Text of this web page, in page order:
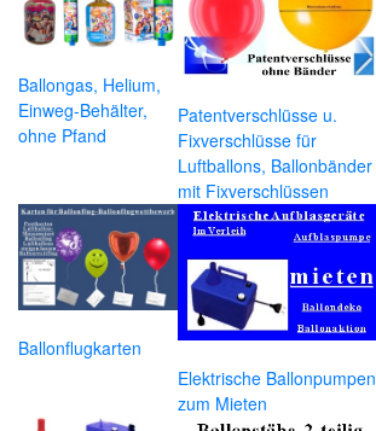
Ballongas, Helium,
Einweg-Behälter,
ohne Pfand
Patentverschlüsse u.
Fixverschlüsse für
Luftballons, Ballonbänder
mit Fixverschlüssen
Ballonflugkarten
Elektrische Ballonpumpen
zum Mieten